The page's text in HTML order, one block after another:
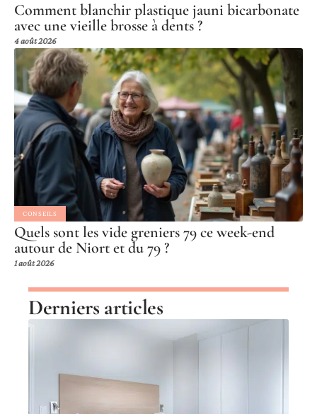
Comment blanchir plastique jauni bicarbonate
avec une vieille brosse à dents ?
4 août 2026
CONSEILS
Quels sont les vide greniers 79 ce week-end
autour de Niort et du 79 ?
1 août 2026
Derniers articles